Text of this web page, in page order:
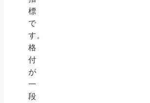
標
で
す。
格
付
が
一
段